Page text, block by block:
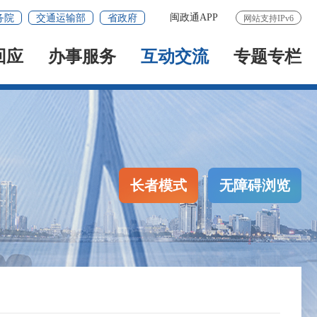
网站支持IPv6
闽政通APP
院 交通运输部 省政府
应 办事服务 互动交流 专题专栏
长者模式 无障碍浏览